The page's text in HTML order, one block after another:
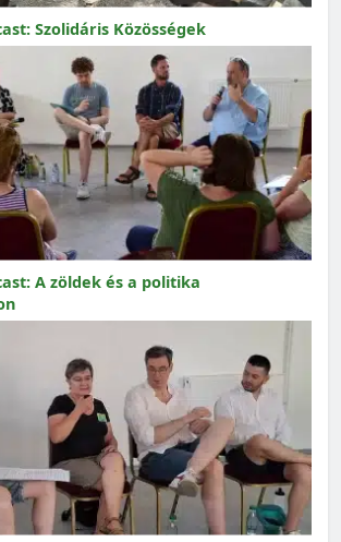
Szolidáris Közösségek
A zöldek és a politika